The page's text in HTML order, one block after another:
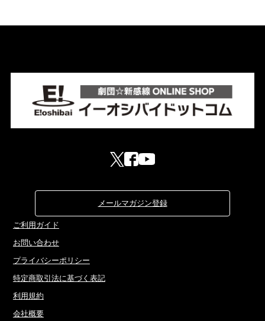
メールマガジン登録
ご利用ガイド
お問い合わせ
プライバシーポリシー
特定商取引法に基づく表記
利用規約
会社概要